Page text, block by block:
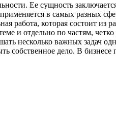
Ее сущность
в самых разных
работа, которая состоит
и отдельно по частям,
несколько важных задач
собственное дело. В